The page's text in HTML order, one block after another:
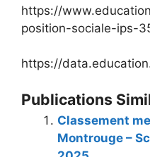
https://
position-sociale-ips-
https://
Publications
Classement
Montrouge –